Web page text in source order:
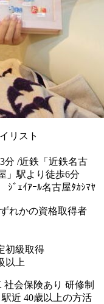
リスト
分 /近鉄「近鉄名古
」駅より徒歩6分
ﾞｪｲｱｰﾙ名古屋ﾀｶｼﾏﾔ
れかの資格取得者
初級取得
以上
社会保険あり 研修制
駅近 40歳以上の方活